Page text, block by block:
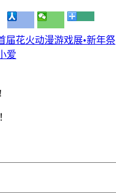
届花火动漫游戏展•新年祭
爱